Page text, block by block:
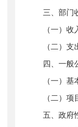
三、部门
（一）收
（二）支
四、一般公
（一）基
（二）项
五、政府